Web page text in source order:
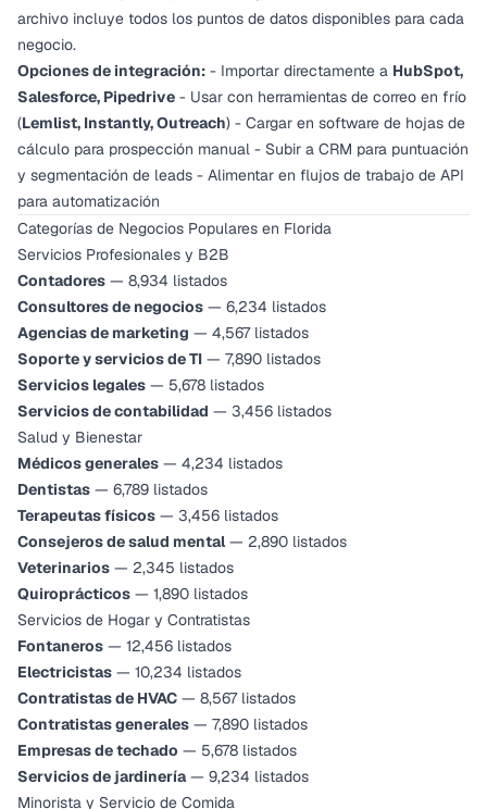
archivo incluye todos los puntos de datos disponibles para cada
negocio.
Opciones de integración: - Importar directamente a HubSpot,
Salesforce, Pipedrive - Usar con herramientas de correo en frío
(Lemlist, Instantly, Outreach) - Cargar en software de hojas de
cálculo para prospección manual - Subir a CRM para puntuación
y segmentación de leads - Alimentar en flujos de trabajo de API
para automatización
Categorías de Negocios Populares en Florida
Servicios Profesionales y B2B
Contadores — 8,934 listados
Consultores de negocios — 6,234 listados
Agencias de marketing — 4,567 listados
Soporte y servicios de TI — 7,890 listados
Servicios legales — 5,678 listados
Servicios de contabilidad — 3,456 listados
Salud y Bienestar
Médicos generales — 4,234 listados
Dentistas — 6,789 listados
Terapeutas físicos — 3,456 listados
Consejeros de salud mental— 2,890 listados
Veterinarios — 2,345 listados
Quiroprácticos — 1,890 listados
Servicios de Hogar y Contratistas
Fontaneros — 12,456 listados
Electricistas — 10,234 listados
Contratistas de HVAC — 8,567 listados
Contratistas generales — 7,890 listados
Empresas de techado — 5,678 listados
Servicios de jardinería— 9,234 listados
Minorista y Servicio de Comida